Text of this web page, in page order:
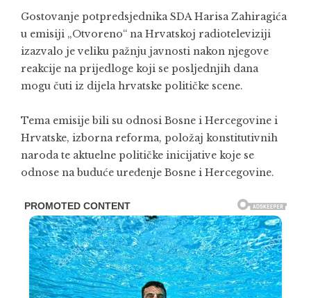
Gostovanje potpredsjednika SDA Harisa Zahiragića
u emisiji „Otvoreno“ na Hrvatskoj radioteleviziji
izazvalo je veliku pažnju javnosti nakon njegove
reakcije na prijedloge koji se posljednjih dana
mogu čuti iz dijela hrvatske političke scene.
Tema emisije bili su odnosi Bosne i Hercegovine i
Hrvatske, izborna reforma, položaj konstitutivnih
naroda te aktuelne političke inicijative koje se
odnose na buduće uređenje Bosne i Hercegovine.